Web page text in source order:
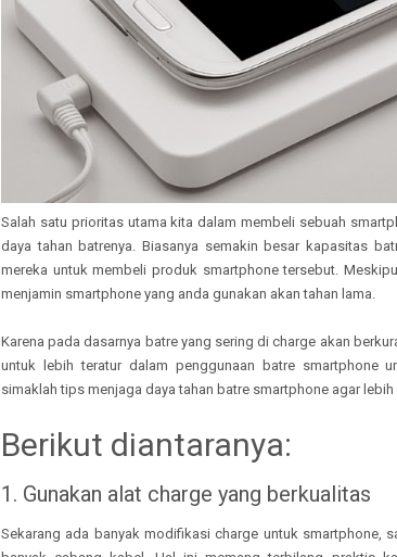
Salah satu prioritas utama kita dalam membeli sebuah
daya tahan batrenya. Biasanya semakin besar kapasitas
mereka untuk membeli produk smartphone tersebut.
menjamin smartphone yang anda gunakan akan tahan lama.
Karena pada dasarnya batre yang sering di charge akan
untuk lebih teratur dalam penggunaan batre smartphone
simaklah tips menjaga daya tahan batre smartphone agar
Berikut diantaranya:
1. Gunakan alat charge yang berkualitas
Sekarang ada banyak modifikasi charge untuk smartphone,